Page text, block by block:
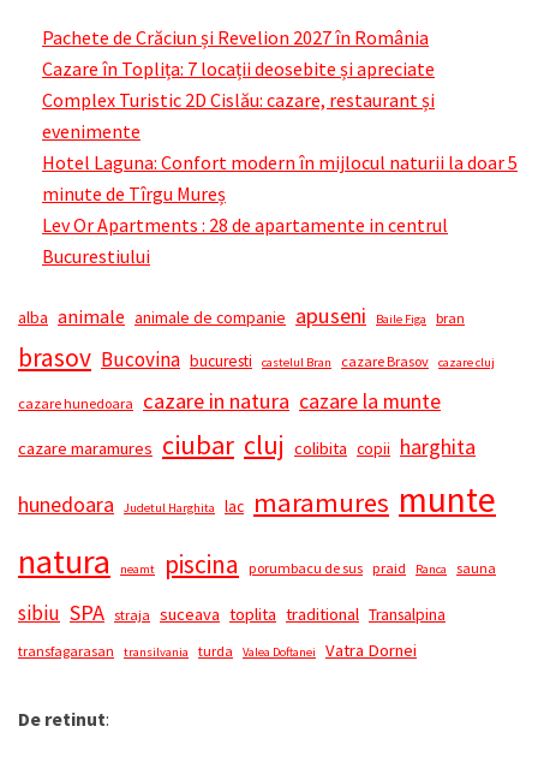
Pachete de Crăciun și Revelion 2027 în România
Cazare în Toplița: 7 locații deosebite și apreciate
Complex Turistic 2D Cislău: cazare, restaurant și
evenimente
Hotel Laguna: Confort modern în mijlocul naturii la doar 5
minute de Tîrgu Mureș
Lev Or Apartments : 28 de apartamente in centrul
Bucurestiului
alba animale animale de companie apuseni Baile Figa bran
brasov Bucovina bucuresti castelul Bran cazare Brasov cazare cluj
cazare hunedoara cazare in natura cazare la munte
cazare maramures ciubar cluj colibita copii harghita
hunedoara Judetul Harghita lac maramures munte
natura neamt piscina porumbacu de sus praid Ranca sauna
sibiu SPA straja suceava toplita traditional Transalpina
transfagarasan transilvania turda Valea Doftanei Vatra Dornei
De retinut: